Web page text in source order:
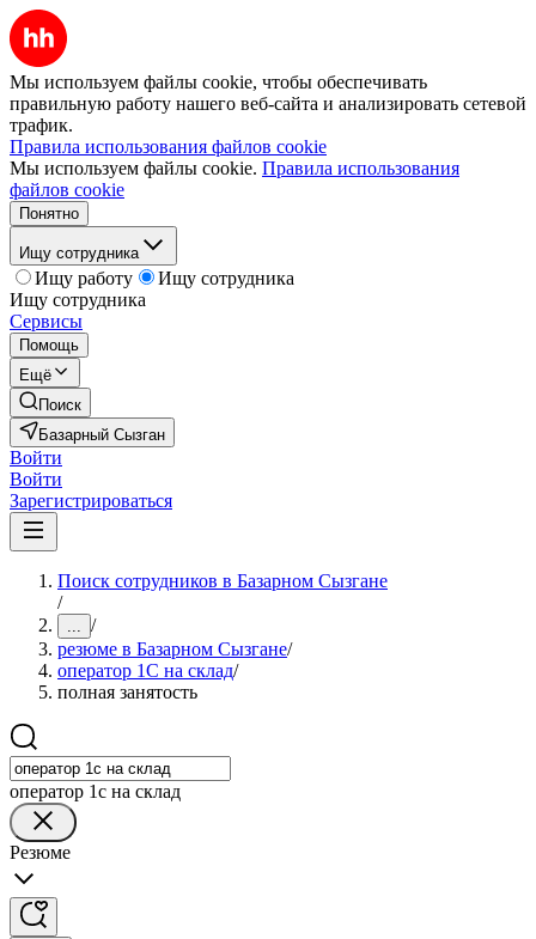
Мы используем файлы cookie, чтобы обеспечивать
правильную работу нашего веб-сайта и анализировать сетевой
трафик.
Правила использования файлов cookie
Мы используем файлы cookie. Правила использования
файлов cookie
Понятно
Ищу сотрудника
Ищу работу
Ищу сотрудника
Ищу сотрудника
Сервисы
Помощь
Ещё
Поиск
Базарный Сызган
Войти
Войти
Зарегистрироваться
Поиск сотрудников в Базарном Сызгане
/
... /
резюме в Базарном Сызгане/
оператор 1C на склад/
полная занятость
оператор 1c на склад
Резюме